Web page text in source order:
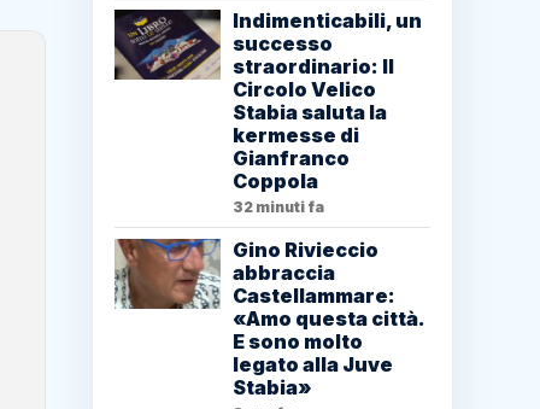
Indimenticabili, un
successo
straordinario: Il
Circolo Velico
Stabia saluta la
kermesse di
Gianfranco
Coppola
32 minuti fa
Gino Rivieccio
abbraccia
Castellammare:
«Amo questa città.
E sono molto
legato alla Juve
Stabia»